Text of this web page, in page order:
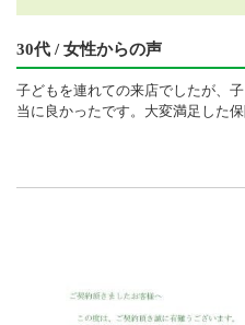
30代 / 女性からの声
子どもを連れての来店でしたが、
当に良かったです。大変満足した保